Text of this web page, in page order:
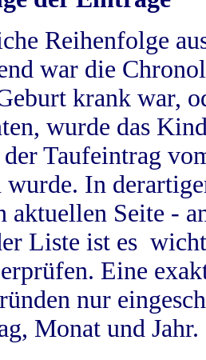
Reihenfolge
war die
krank war,
wurde das
der Taufeintrag
In
aktuellen Seite -
Liste ist es
Eine
nur
Monat und Jahr.